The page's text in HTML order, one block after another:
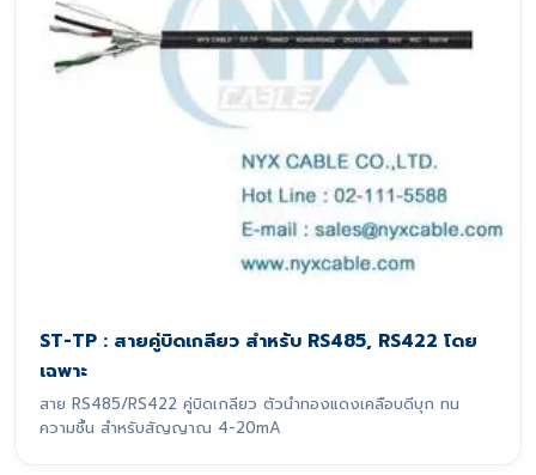
ST-TP : สายคู่บิดเกลียว สำหรับ RS485, RS422 โดย
เฉพาะ
สาย RS485/RS422 คู่บิดเกลียว ตัวนำทองแดงเคลือบดีบุก ทน
ความชื้น สำหรับสัญญาณ 4-20mA